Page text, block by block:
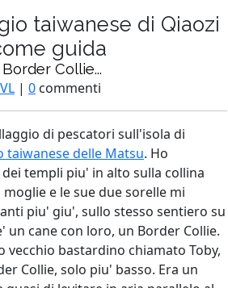
taiwanese di Qiaozi
guida
Collie...
| 0 commenti
di pescatori sull'isola di
taiwanese delle Matsu. Ho
templi piu' in alto sulla collina
e le sue due sorelle mi
piu' giu', sullo stesso sentiero su
un cane con loro, un Border Collie.
bastardino chiamato Toby,
Collie, solo piu' basso. Era un